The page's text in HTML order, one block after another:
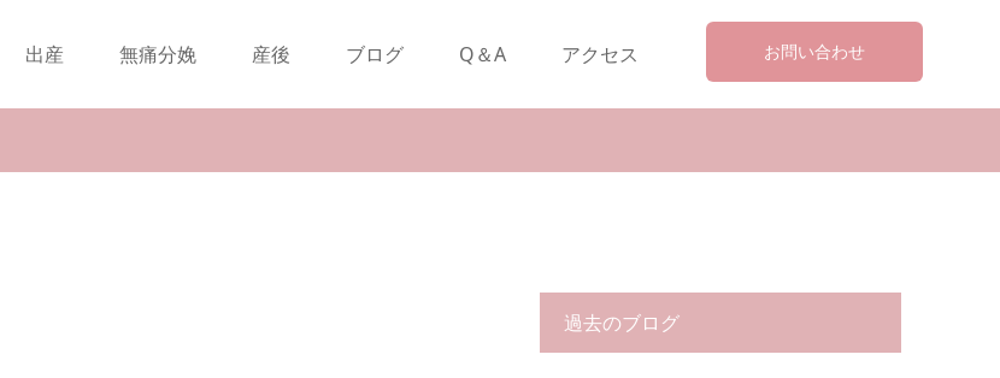
お問い合わせ
出産 無痛分娩 産後 ブログ Q＆A アクセス
過去のブログ